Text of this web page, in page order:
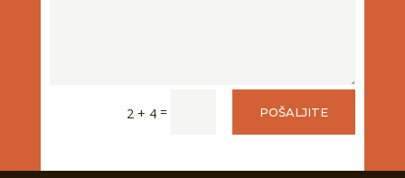
2 + 4 = POŠALJITE